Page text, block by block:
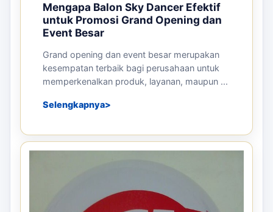
Mengapa Balon Sky Dancer Efektif
untuk Promosi Grand Opening dan
Event Besar
Grand opening dan event besar merupakan
kesempatan terbaik bagi perusahaan untuk
memperkenalkan produk, layanan, maupun ...
Selengkapnya